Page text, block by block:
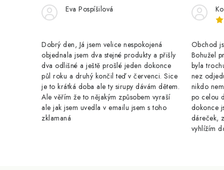
p
r
v
k
y
v
ý
Eva Pospíšilová
Dobrý den, Já jsem velice nespokojená
objednala jsem dva stejné produkty a přišly
dva odlišné a ještě prošlé jeden dokonce
půl roku a druhý končil teď v červenci. Sice
je to krátká doba ale ty sirupy dávám dětem.
Ale věřím že to nějakým způsobem vyraší
ale jak jsem uvedla v emailu jsem s toho
zklamaná
Obchod
Bohužel
byla
nez
nikdo
po celou
dokonce
dáreček,
vyhlížím